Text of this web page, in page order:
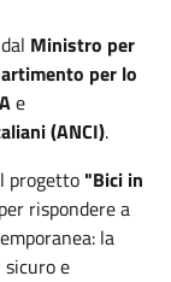
Ministro per
per lo
e
(ANCI).
progetto"Bici in
per rispondere a
la
e